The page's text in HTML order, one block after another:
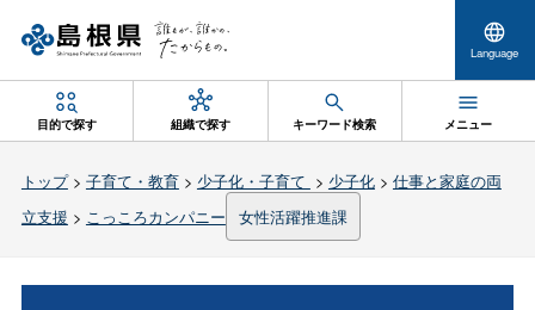
Language
目的で探す 組織で探す キーワード検索 メニュー
トップ> 子育て・教育> 少子化・子育て > 少子化> 仕事と家庭の両
立支援 > こっころカンパニー 女性活躍推進課